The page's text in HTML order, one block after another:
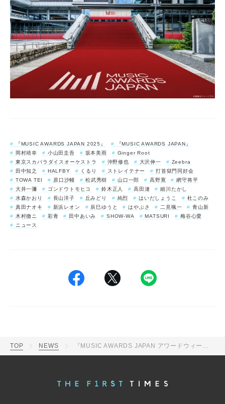
『MUSIC AWARDS JAPAN 2025』
『MUSIC AWARDS JAPAN』
岡村靖幸
小山田圭吾 坂本美雨
Ginger Root
東京スカパラダイスオーケストラ
沖野修也 大沢伸一
Zeebra
田中知之
HALFBY くるり ストレイテナー
打首獄門同好会
TOWA TEI
原口沙輔 松武秀樹 山口一郎 高野寛
網守将平
大井一彌
ゴンドウトモヒコ 鈴木正人 高田漣
細川たかし
水森かおり
長山洋子 丘みどり 純烈 はいだしょうこ
杜このみ
真田ナオキ
新浜レオン 辰巳ゆうと はやぶさ 二見颯一
青山新
木村徹ニ
彩青 田中あいみ SHOW-WA MATSURI
梅谷心愛
ニュース
TOP NEWS 『MUSIC AWARDS JAPAN アワードウィーク』詳細が決定